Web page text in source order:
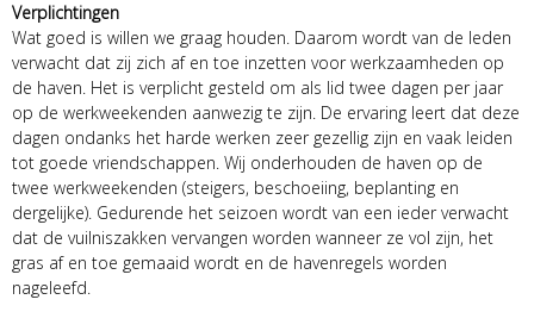
Verplichtingen
Wat goed is willen we graag houden. Daarom wordt van de leden
verwacht dat zij zich af en toe inzetten voor werkzaamheden op
de haven. Het is verplicht gesteld om als lid twee dagen per jaar
op de werkweekenden aanwezig te zijn. De ervaring leert dat deze
dagen ondanks het harde werken zeer gezellig zijn en vaak leiden
tot goede vriendschappen. Wij onderhouden de haven op de
twee werkweekenden (steigers, beschoeiing, beplanting en
dergelijke). Gedurende het seizoen wordt van een ieder verwacht
dat de vuilniszakken vervangen worden wanneer ze vol zijn, het
gras af en toe gemaaid wordt en de havenregels worden
nageleefd.